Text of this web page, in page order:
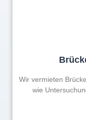
Unsere
Wir vermieten
wie